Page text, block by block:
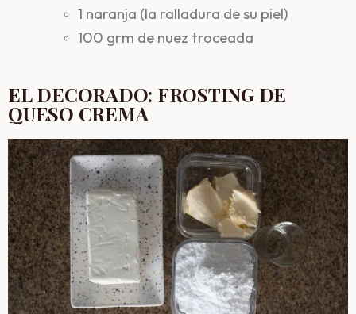
1 naranja (la ralladura de su piel)
100 grm de nuez troceada
EL DECORADO: FROSTING DE
QUESO CREMA